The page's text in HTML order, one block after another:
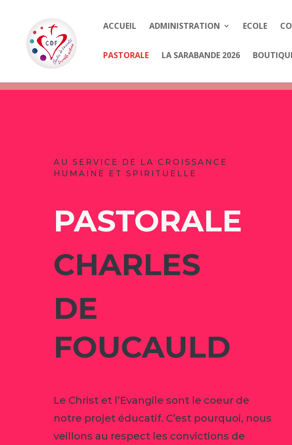
ACCUEIL ADMINISTRATION ECOLE
PASTORALE LA SARABANDE 2026
AU SERVICE DE LA CROISSANCE
HUMAINE ET SPIRITUELLE
PASTORALE
CHARLES
DE
FOUCAULD
Le Christ et l’Evangile sont le coeur de
notre projet éducatif. C’est pourquoi, nous
veillons au respect les convictions de